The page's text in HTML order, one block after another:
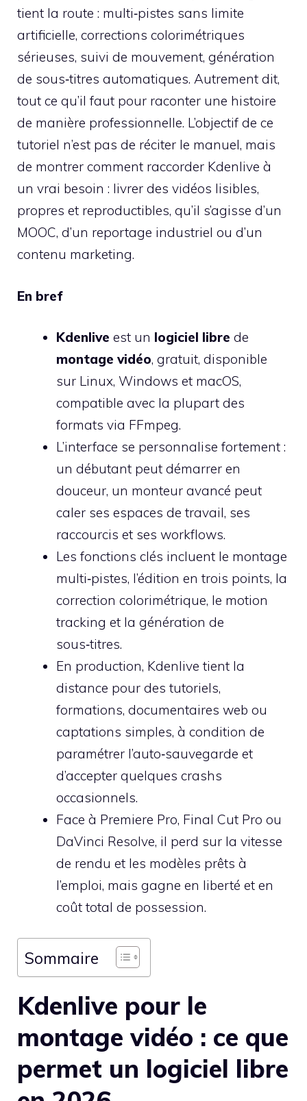
tient la route : multi‑pistes sans limite
artificielle, corrections colorimétriques
sérieuses, suivi de mouvement, génération
de sous‑titres automatiques. Autrement dit,
tout ce qu’il faut pour raconter une histoire
de manière professionnelle. L’objectif de ce
tutoriel n’est pas de réciter le manuel, mais
de montrer comment raccorder Kdenlive à
un vrai besoin : livrer des vidéos lisibles,
propres et reproductibles, qu’il s’agisse d’un
MOOC, d’un reportage industriel ou d’un
contenu marketing.
En bref
Kdenlive est un logiciel libre de
montage vidéo, gratuit, disponible
sur Linux, Windows et macOS,
compatible avec la plupart des
formats via FFmpeg.
L’interface se personnalise fortement :
un débutant peut démarrer en
douceur, un monteur avancé peut
caler ses espaces de travail, ses
raccourcis et ses workflows.
Les fonctions clés incluent le montage
multi‑pistes, l’édition en trois points, la
correction colorimétrique, le motion
tracking et la génération de
sous‑titres.
En production, Kdenlive tient la
distance pour des tutoriels,
formations, documentaires web ou
captations simples, à condition de
paramétrer l’auto‑sauvegarde et
d’accepter quelques crashs
occasionnels.
Face à Premiere Pro, Final Cut Pro ou
DaVinci Resolve, il perd sur la vitesse
de rendu et les modèles prêts à
l’emploi, mais gagne en liberté et en
coût total de possession.
Sommaire
Kdenlive pour le
montage vidéo : ce que
permet un logiciel libre